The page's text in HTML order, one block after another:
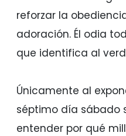
reforzar la
adoración. Él odia
que identifica al
Únicamente al
séptimo día sábado
entender por qué